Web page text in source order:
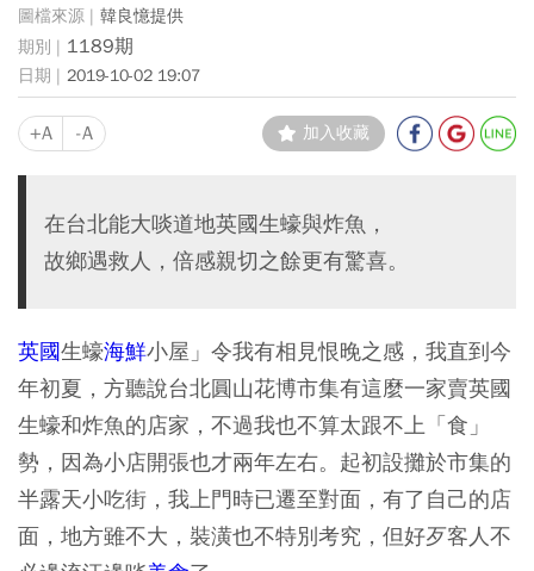
韓良憶提供
1189期
2019-10-02 19:07
+A -A 加入收藏
在台北能大啖道地英國生蠔與炸魚，
故鄉遇救人，倍感親切之餘更有驚喜。
英國生蠔海鮮小屋」令我有相見恨晚之感，我直到今
年初夏，方聽說台北圓山花博市集有這麼一家賣英國
生蠔和炸魚的店家，不過我也不算太跟不上「食」
勢，因為小店開張也才兩年左右。起初設攤於市集的
半露天小吃街，我上門時已遷至對面，有了自己的店
面，地方雖不大，裝潢也不特別考究，但好歹客人不